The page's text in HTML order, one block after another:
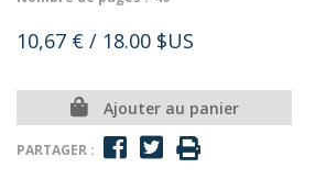
10,67 € / 18.00 $US
Ajouter au panier
PARTAGER :